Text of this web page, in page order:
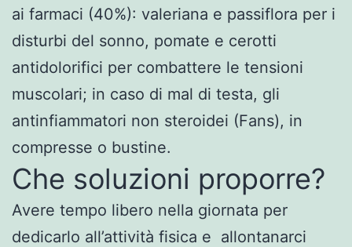
ai farmaci (40%): valeriana e passiflora per i
disturbi del sonno, pomate e cerotti
antidolorifici per combattere le tensioni
muscolari; in caso di mal di testa, gli
antinfiammatori non steroidei (Fans), in
compresse o bustine.
Che soluzioni proporre?
Avere tempo libero nella giornata per
dedicarlo all’attività fisica e allontanarci